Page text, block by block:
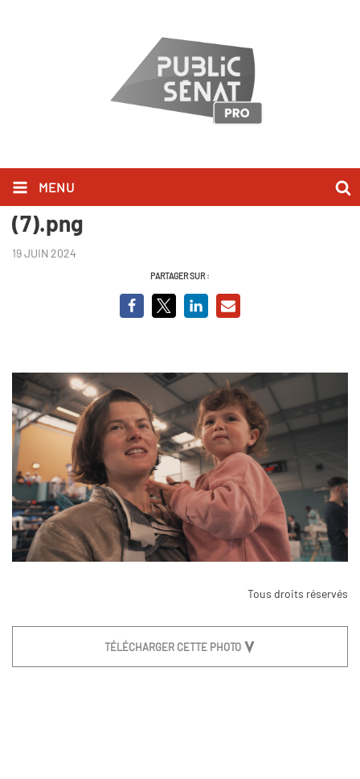
MENU
Championnes, mamans, et alors
(7).png
19 JUIN 2024
PARTAGER SUR :
Tous droits réservés
TÉLÉCHARGER CETTE PHOTO